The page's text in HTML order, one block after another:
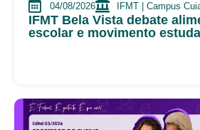
04/08/2026 IFMT | Campus
IFMT Bela Vista debate
escolar e movimento